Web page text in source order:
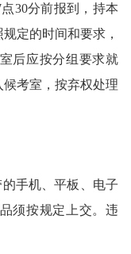
30分前报到，持本
定的时间和要求，
后应按分组要求就
考室，按弃权处理
手机、平板、电子
须按规定上交。违